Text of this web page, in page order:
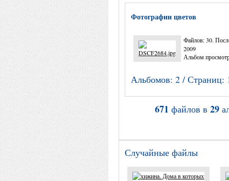
Фотографии цветов
Файлов: 30.
2009
Альбом
Альбомов: 2 / Страниц:
671 файлов в29
Случайные файлы